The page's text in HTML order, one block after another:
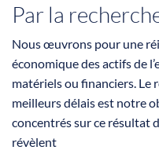
Par la
Nous œuvrons pour une
économique des actifs de
matériels ou financiers. Le
meilleurs délais est notre
concentrés sur ce résultat
révèlent